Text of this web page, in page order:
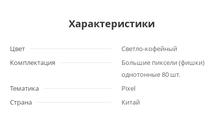
Характеристики
Цвет
Светло-кофейный
Комплектация
Большие пиксели (фишки)
однотонные 80 шт.
Тематика
Pixel
Страна
Китай